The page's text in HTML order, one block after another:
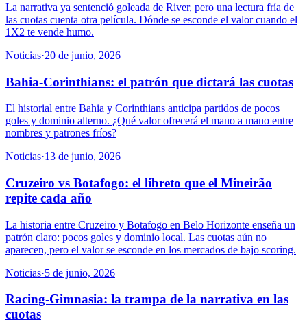
La narrativa ya sentenció goleada de River, pero una lectura fría de
las cuotas cuenta otra película. Dónde se esconde el valor cuando el
1X2 te vende humo.
Noticias·20 de junio, 2026
Bahia-Corinthians: el patrón que dictará las cuotas
El historial entre Bahia y Corinthians anticipa partidos de pocos
goles y dominio alterno. ¿Qué valor ofrecerá el mano a mano entre
nombres y patrones fríos?
Noticias·13 de junio, 2026
Cruzeiro vs Botafogo: el libreto que el Mineirão
repite cada año
La historia entre Cruzeiro y Botafogo en Belo Horizonte enseña un
patrón claro: pocos goles y dominio local. Las cuotas aún no
aparecen, pero el valor se esconde en los mercados de bajo scoring.
Noticias·5 de junio, 2026
Racing-Gimnasia: la trampa de la narrativa en las
cuotas